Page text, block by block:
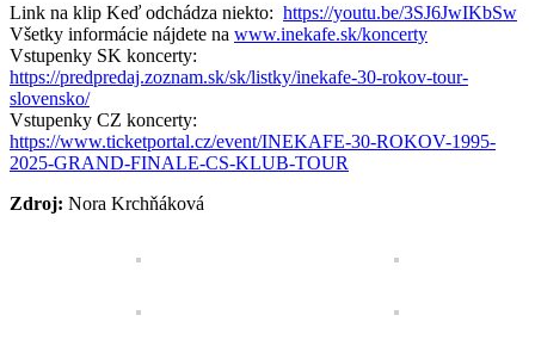
Link na klip Keď odchádza niekto: https://youtu.be/3SJ6JwIKbSw
Všetky informácie nájdete na www.inekafe.sk/koncerty
Vstupenky SK koncerty:
https://predpredaj.zoznam.sk/sk/listky/inekafe-30-rokov-tour-
slovensko/
Vstupenky CZ koncerty:
https://www.ticketportal.cz/event/INEKAFE-30-ROKOV-1995-
2025-GRAND-FINALE-CS-KLUB-TOUR
Zdroj: Nora Krchňáková